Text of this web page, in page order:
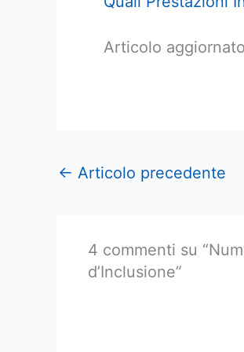
Articolo
← Articolo precedente
4 commenti su
d’Inclusione”